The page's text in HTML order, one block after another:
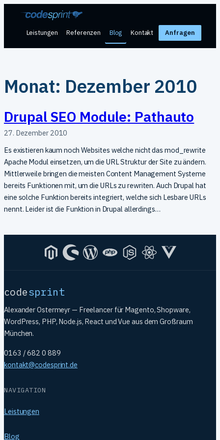
springenLeistungen Referenzen Blog Kontakt Anfragen
Monat: Dezember 2010
Drupal SEO Module: Pathauto
27. Dezember 2010
Es existieren kaum noch Websites welche nicht das mod_rewrite
Apache Modul einsetzen, um die URL Struktur der Site zu ändern.
Mittlerweile bringen die meisten Content Management Systeme
bereits Funktionen mit, um die URLs zu rewriten. Auch Drupal hat
eine solche Funktion bereits integriert, welche sich Lesbare URLs
nennt. Leider ist die Funktion in Drupal allerdings…
codesprint
Alexander Ostermeyr — Freelancer für Magento, Shopware,
WordPress, PHP, Node.js, React und Vue aus dem Großraum
München.
0163 / 682 0 889
kontakt@codesprint.de
NAVIGATION
Leistungen
Blog